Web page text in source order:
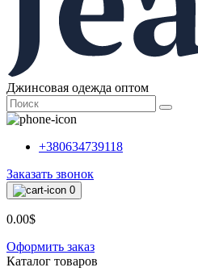
Джинсовая одежда оптом
+380634739118
Заказать звонок
0
0.00$
Оформить заказ
Каталог товаров